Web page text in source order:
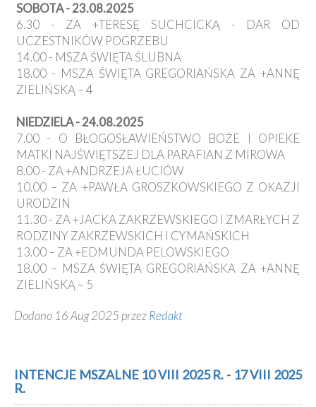
SOBOTA - 23.08.2025
6.30 - ZA +TERESĘ SUCHCICKĄ - DAR OD
UCZESTNIKÓW POGRZEBU
14.00 - MSZA ŚWIĘTA ŚLUBNA
18.00 - MSZA ŚWIĘTA GREGORIAŃSKA ZA +ANNĘ
ZIELIŃSKĄ – 4
NIEDZIELA - 24.08.2025
7.00 - O BŁOGOSŁAWIEŃSTWO BOŻE I OPIEKE
MATKI NAJŚWIĘTSZEJ DLA PARAFIAN Z MIROWA
8.00 - ZA +ANDRZEJA ŁUCIÓW
10.00 – ZA +PAWŁA GROSZKOWSKIEGO Z OKAZJI
URODZIN
11.30 - ZA +JACKA ZAKRZEWSKIEGO I ZMARŁYCH Z
RODZINY ZAKRZEWSKICH I CYMAŃSKICH
13.00 – ZA +EDMUNDA PELOWSKIEGO
18.00 – MSZA ŚWIĘTA GREGORIAŃSKA ZA +ANNĘ
ZIELIŃSKĄ – 5
Dodano 16 Aug 2025 przezRedakt
INTENCJE MSZALNE 10 VIII 2025 R. - 17 VIII 2025
R.